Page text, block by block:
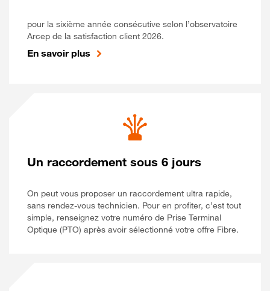
pour la sixième année consécutive selon l’observatoire
Arcep de la satisfaction client 2026.
En savoir plus
Un raccordement sous 6 jours
On peut vous proposer un raccordement ultra rapide,
sans rendez-vous technicien. Pour en profiter, c’est tout
simple, renseignez votre numéro de Prise Terminal
Optique (PTO) après avoir sélectionné votre offre Fibre.